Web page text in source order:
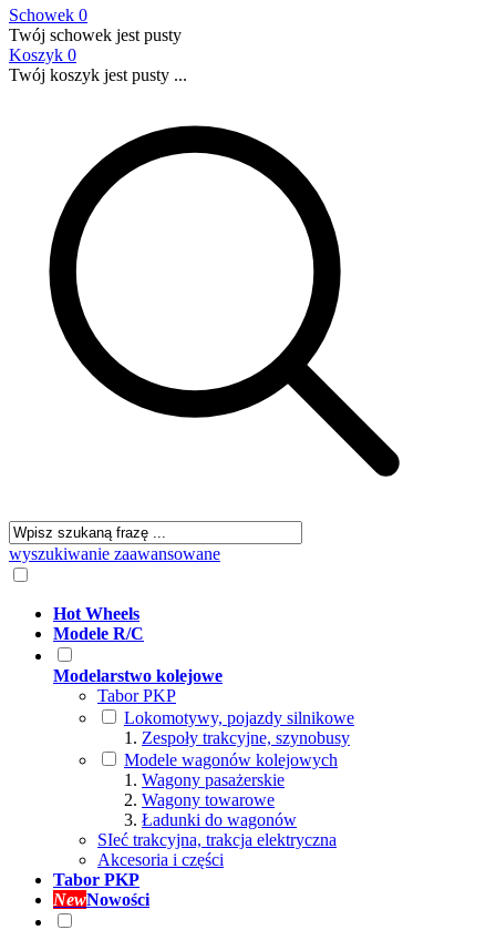
Schowek 0
Twój schowek jest pusty
Koszyk 0
Twój koszyk jest pusty ...
wyszukiwanie zaawansowane
Hot Wheels
Modele R/C
Modelarstwo kolejowe
Tabor PKP
Lokomotywy, pojazdy silnikowe
Zespoły trakcyjne, szynobusy
Modele wagonów kolejowych
Wagony pasażerskie
Wagony towarowe
Ładunki do wagonów
SIeć trakcyjna, trakcja elektryczna
Akcesoria i części
Tabor PKP
NewNowości